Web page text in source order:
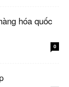
hóa quốc
0